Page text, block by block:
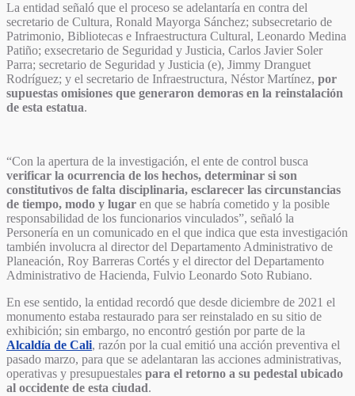
La entidad señaló que el proceso se adelantaría en contra del
secretario de Cultura, Ronald Mayorga Sánchez; subsecretario de
Patrimonio, Bibliotecas e Infraestructura Cultural, Leonardo Medina
Patiño; exsecretario de Seguridad y Justicia, Carlos Javier Soler
Parra; secretario de Seguridad y Justicia (e), Jimmy Dranguet
Rodríguez; y el secretario de Infraestructura, Néstor Martínez, por
supuestas omisiones que generaron demoras en la reinstalación
de esta estatua.
“Con la apertura de la investigación, el ente de control busca
verificar la ocurrencia de los hechos, determinar si son
constitutivos de falta disciplinaria, esclarecer las circunstancias
de tiempo, modo y lugar en que se habría cometido y la posible
responsabilidad de los funcionarios vinculados”, señaló la
Personería en un comunicado en el que indica que esta investigación
también involucra al director del Departamento Administrativo de
Planeación, Roy Barreras Cortés y el director del Departamento
Administrativo de Hacienda, Fulvio Leonardo Soto Rubiano.
En ese sentido, la entidad recordó que desde diciembre de 2021 el
monumento estaba restaurado para ser reinstalado en su sitio de
exhibición; sin embargo, no encontró gestión por parte de la
Alcaldía de Cali, razón por la cual emitió una acción preventiva el
pasado marzo, para que se adelantaran las acciones administrativas,
operativas y presupuestales para el retorno a su pedestal ubicado
al occidente de esta ciudad.